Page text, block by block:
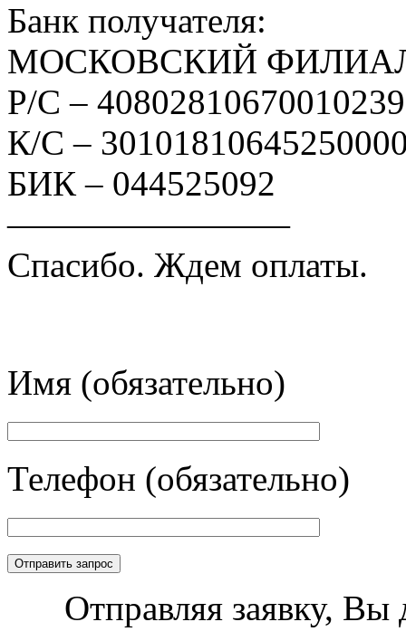
Банк получателя:
МОСКОВСКИЙ
Р/С –
К/С –
БИК – 044525092
————————
Спасибо. Ждем оплаты.
Имя (обязательно)
Телефон (обязательно)
Отправляя заявку, Вы